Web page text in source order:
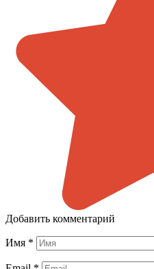
Добавить комментарий
Имя *